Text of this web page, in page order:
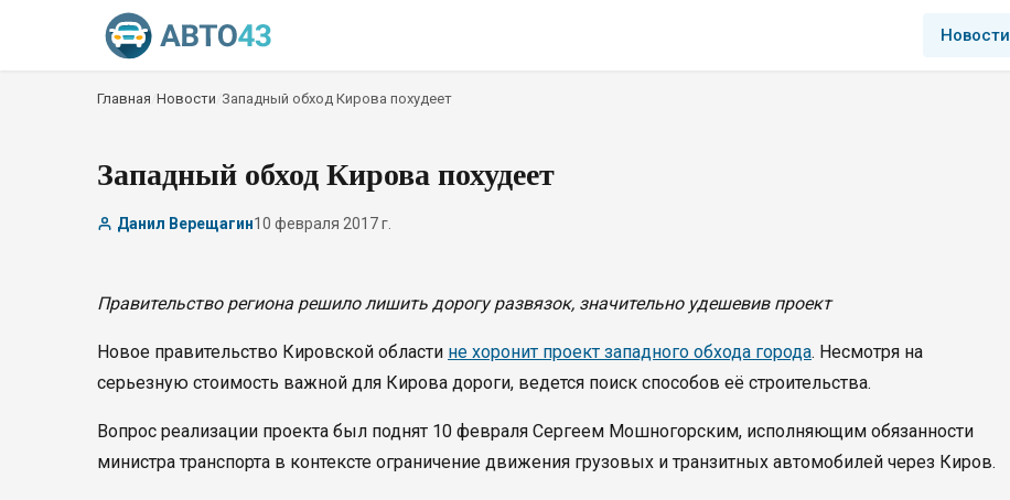
Новости
Главная Новости Западный обход Кирова похудеет
Западный обход Кирова похудеет
Данил Верещагин10 февраля 2017 г.
Правительство региона решило лишить дорогу развязок, значительно удешевив проект
Новое правительство Кировской области не хоронит проект западного обхода города. Несмотря на
серьезную стоимость важной для Кирова дороги, ведется поиск способов её строительства.
Вопрос реализации проекта был поднят 10 февраля Сергеем Мошногорским, исполняющим обязанности
министра транспорта в контексте ограничение движения грузовых и транзитных автомобилей через Киров.